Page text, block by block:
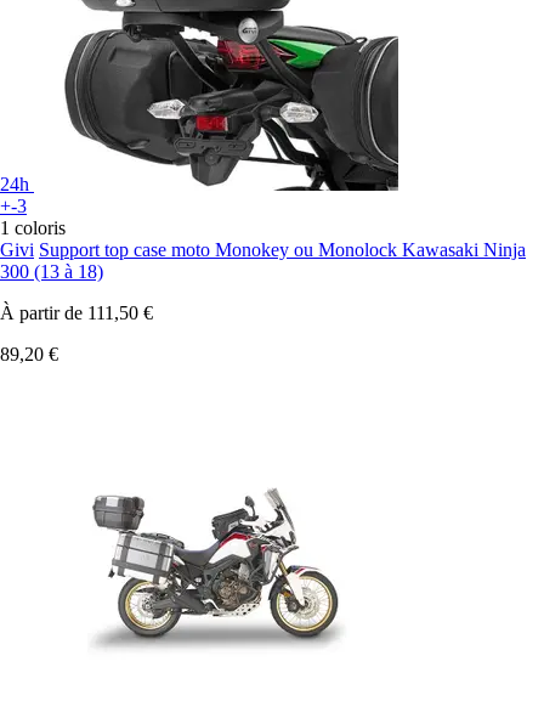
24h
+-3
1 coloris
Givi Support top case moto Monokey ou Monolock Kawasaki Ninja
300 (13 à 18)
À partir de 111,50 €
89,20 €